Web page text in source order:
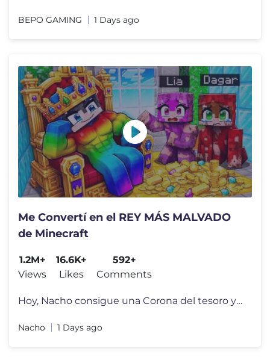
BEPO GAMING 1 Days ago
Me Convertí en el REY MÁS MALVADO
de Minecraft
1.2M+
Views
16.6K+
Likes
592+
Comments
Hoy, Nacho consigue una Corona del tesoro y gracias a eso se convierte
Nacho 1 Days ago